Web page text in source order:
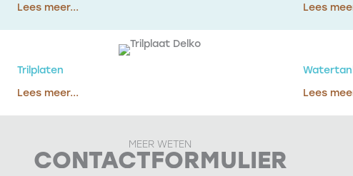
Lees meer...
Lees
Trilplaten
Lees meer...
Lees
MEER WETEN
CONTACTFORMULIER